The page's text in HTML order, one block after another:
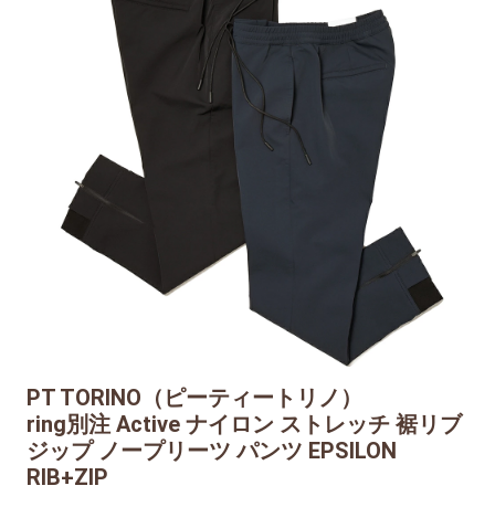
PT TORINO（ピーティートリノ）
ring別注 Active ナイロン ストレッチ 裾リブ
ジップ ノープリーツ パンツ EPSILON
RIB+ZIP